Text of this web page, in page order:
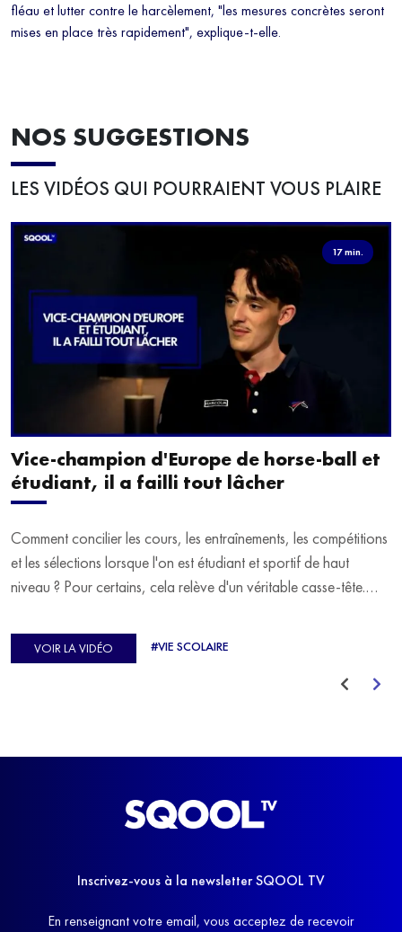
fléau et lutter contre le harcèlement, "les mesures concrètes seront
mises en place très rapidement", explique-t-elle.
NOS SUGGESTIONS
LES VIDÉOS QUI POURRAIENT VOUS PLAIRE
17 min.
Vice-champion d'Europe de horse-ball et
étudiant, il a failli tout lâcher
Comment concilier les cours, les entraînements, les compétitions
et les sélections lorsque l'on est étudiant et sportif de haut
niveau ? Pour certains, cela relève d'un véritable casse-tête.
d'Europe de Horse-ball, qui a failli abandonner ses études
avant de trouver un nouvel équilibre.
VOIR LA VIDÉO #VIE SCOLAIRE
Inscrivez-vous à la newsletter SQOOL TV
En renseignant votre email, vous acceptez de recevoir